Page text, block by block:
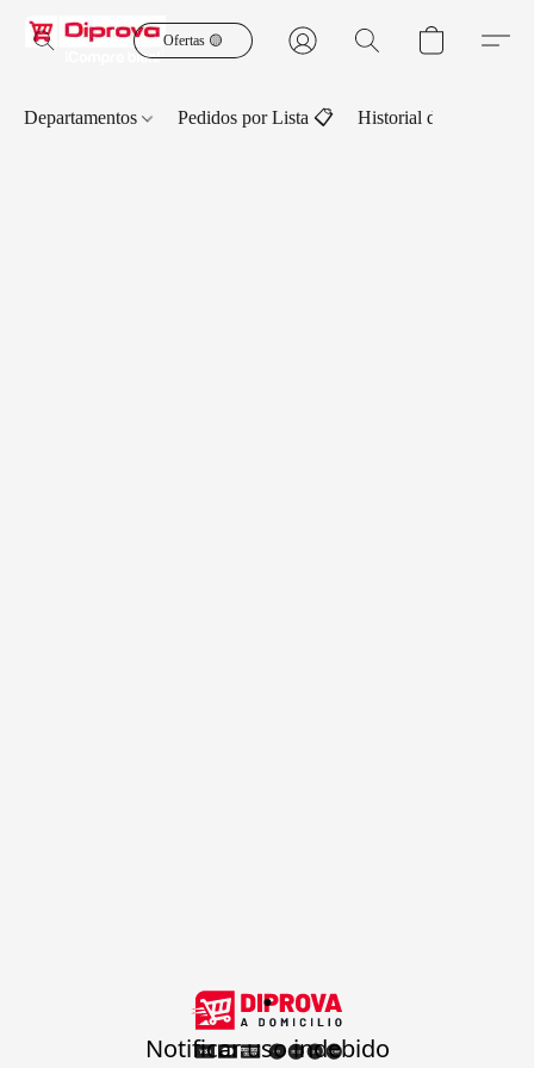
Ofertas 🟡
Departamentos Pedidos por Lista 📋 Historial de Pedidos
.
Notificar uso indebido